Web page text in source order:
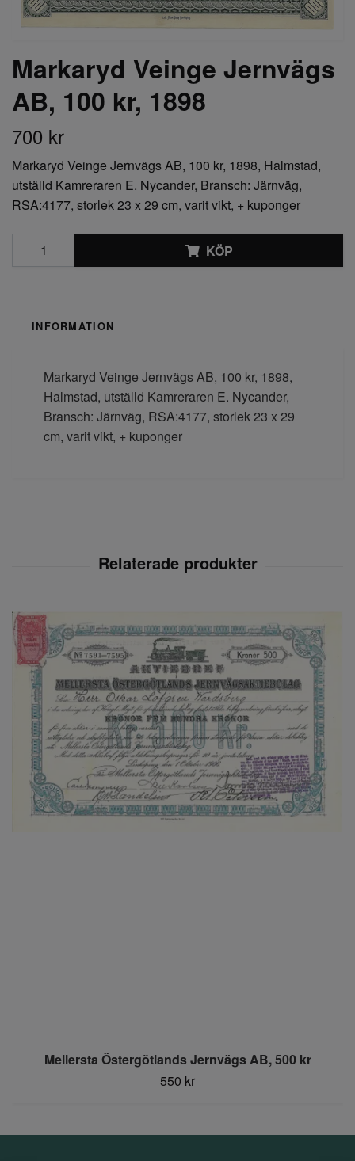
Markaryd Veinge Jernvägs
AB, 100 kr, 1898
700 kr
Markaryd Veinge Jernvägs AB, 100 kr, 1898, Halmstad,
utställd Kamreraren E. Nycander, Bransch: Järnväg,
RSA:4177, storlek 23 x 29 cm, varit vikt, + kuponger
KÖP
INFORMATION
Markaryd Veinge Jernvägs AB, 100 kr, 1898,
Halmstad, utställd Kamreraren E. Nycander,
Bransch: Järnväg, RSA:4177, storlek 23 x 29
cm, varit vikt, + kuponger
Mellersta Östergötlands Jernvägs AB, 500 kr
550 kr